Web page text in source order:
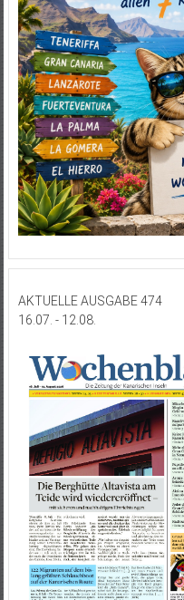
AKTUELLE AUSGABE 474
16.07. - 12.08.